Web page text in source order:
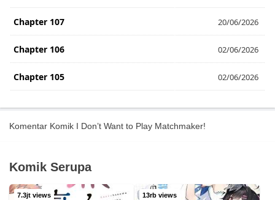
Chapter 107 20/06/2026
Chapter 106 02/06/2026
Chapter 105 02/06/2026
Chapter 103
Chapter 101 02/06/2026
Komentar Komik I Don’t Want to Play Matchmaker!
Komik Serupa
7.3jt views 13rb views